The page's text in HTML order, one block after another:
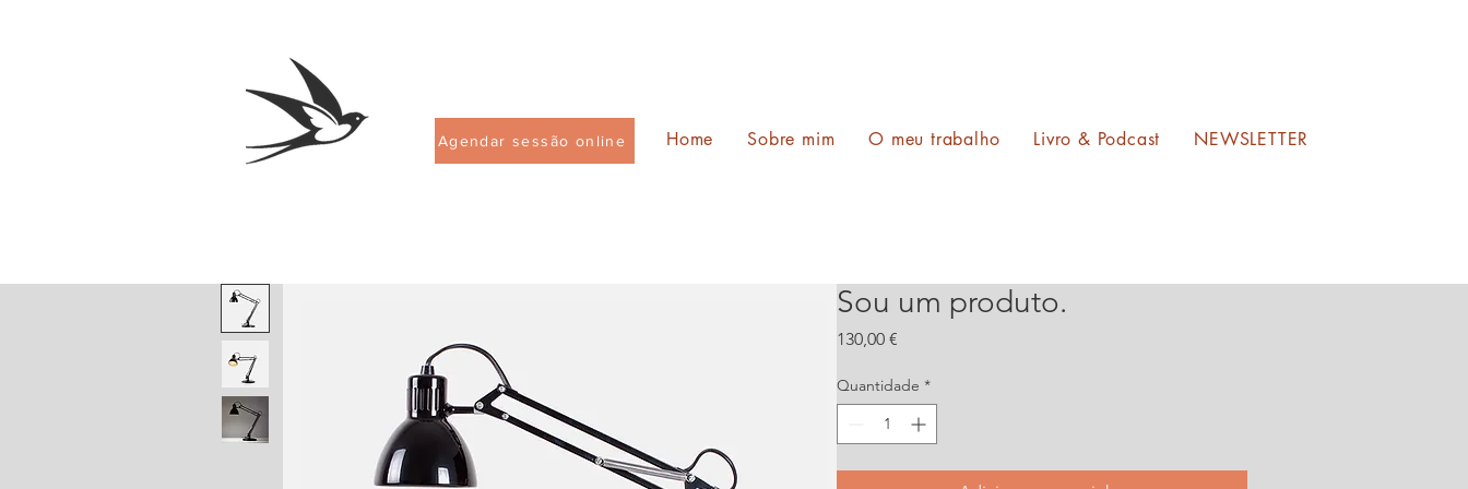
Agendar sessão online Home Sobre mim O meu trabalho Livro & Podcast NEWSLETTER
Sou um produto.
130,00 €
Quantidade *